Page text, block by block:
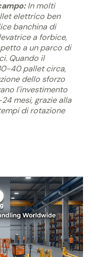
In molti
elettrico ben
banchina di
a forbice,
a un parco di
Quando il
40 pallet circa,
dello sforzo
l'investimento
mesi, grazie alla
di rotazione